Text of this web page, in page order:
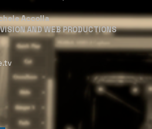
Accolla
AND WEB PRODUCTIONS